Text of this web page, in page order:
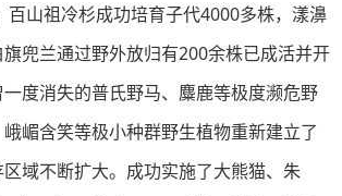
百山祖冷杉成功培育子代4000多株，漾濞
兜兰通过野外放归有200余株已成活并开
度消失的普氏野马、麋鹿等极度濒危野
嵋含笑等极小种群野生植物重新建立了
域不断扩大。成功实施了大熊猫、朱